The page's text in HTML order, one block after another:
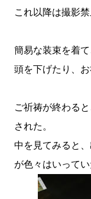
これ以降は撮影禁
簡易な装束を着
頭を下げたり、お
ご祈祷が終わる
された。
中を見てみると
が色々はいってい